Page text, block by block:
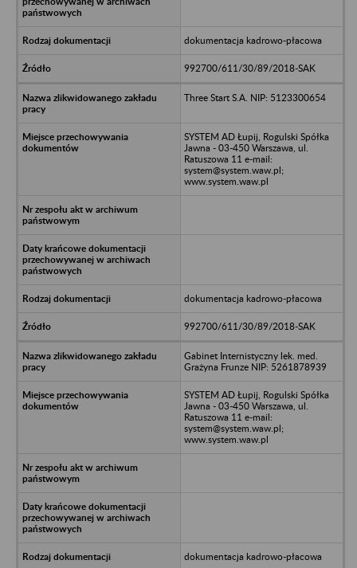
dokumentacja kadrowo-płacowa
992700/611/30/89/2018-SAK
Three Start S.A. NIP: 5123300654
SYSTEM AD Łupij, Rogulski Spółka
Jawna - 03-450 Warszawa, ul.
Ratuszowa 11 e-mail:
system@system.waw.pl;
www.system.waw.pl
dokumentacja kadrowo-płacowa
992700/611/30/89/2018-SAK
Gabinet Internistyczny lek. med.
Grażyna Frunze NIP: 5261878939
SYSTEM AD Łupij, Rogulski Spółka
Jawna - 03-450 Warszawa, ul.
Ratuszowa 11 e-mail:
system@system.waw.pl;
www.system.waw.pl
dokumentacja kadrowo-płacowa